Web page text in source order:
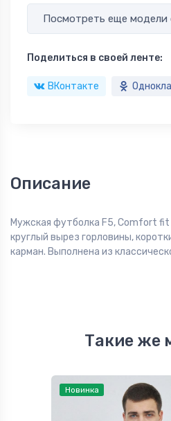
Посмотреть еще модели
Поделиться в своей ленте:
ВКонтакте
Описание
Мужская футболка F5, Comfort
круглый вырез горловины,
карман. Выполнена из
Такие же
Новинка